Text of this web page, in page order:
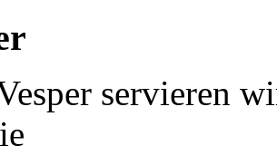
servieren